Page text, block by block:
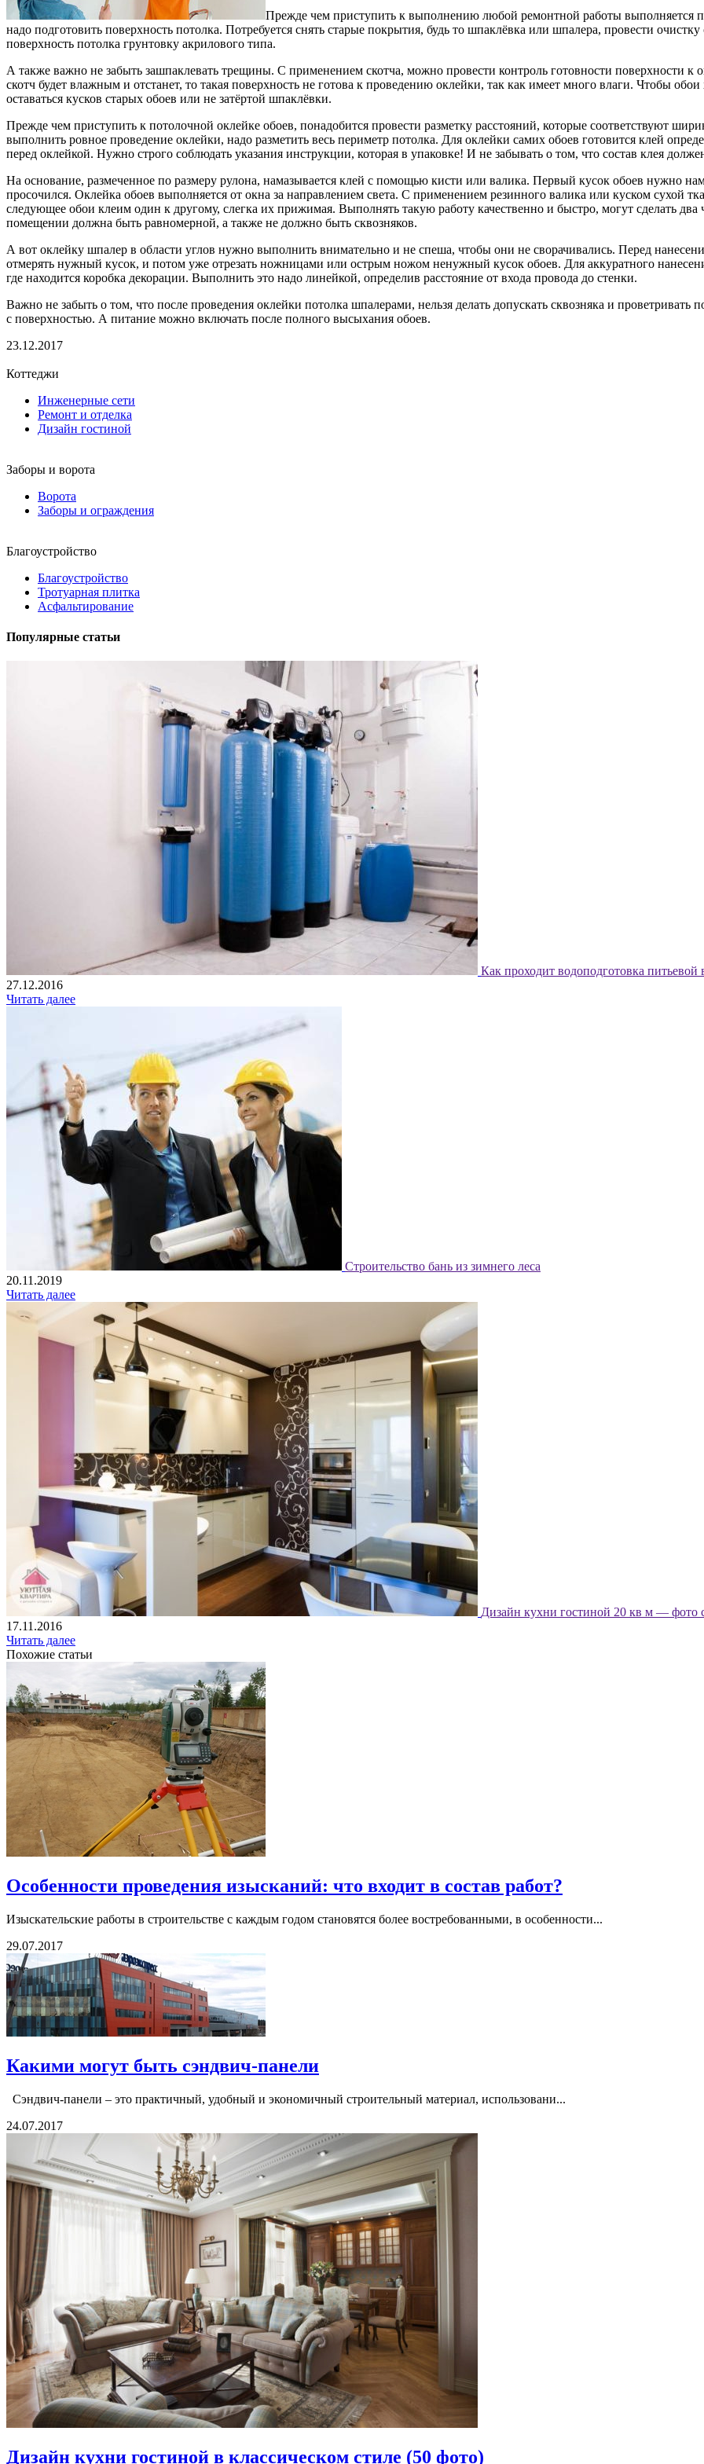
Прежде чем приступить к выполнению любой ремонтной работы выполняется
надо подготовить поверхность потолка. Потребуется снять старые покрытия, будь то шпаклёвка или шпалера, провести
поверхность потолка грунтовку акрилового типа.
А также важно не забыть зашпаклевать трещины. С применением скотча, можно провести контроль готовности поверхности к
скотч будет влажным и отстанет, то такая поверхность не готова к проведению оклейки, так как имеет много влаги. Чтобы
оставаться кусков старых обоев или не затёртой шпаклёвки.
Прежде чем приступить к потолочной оклейке обоев, понадобится провести разметку расстояний, которые соответствуют
выполнить ровное проведение оклейки, надо разметить весь периметр потолка. Для оклейки самих обоев готовится клей
перед оклейкой. Нужно строго соблюдать указания инструкции, которая в упаковке! И не забывать о том, что состав клея
На основание, размеченное по размеру рулона, намазывается клей с помощью кисти или валика. Первый кусок обоев нужно
просочился. Оклейка обоев выполняется от окна за направлением света. С применением резинного валика или куском сухой
следующее обои клеим один к другому, слегка их прижимая. Выполнять такую работу качественно и быстро, могут сделать два
помещении должна быть равномерной, а также не должно быть сквозняков.
А вот оклейку шпалер в области углов нужно выполнить внимательно и не спеша, чтобы они не сворачивались. Перед
отмерять нужный кусок, и потом уже отрезать ножницами или острым ножом ненужный кусок обоев. Для аккуратного
где находится коробка декорации. Выполнить это надо линейкой, определив расстояние от входа провода до стенки.
Важно не забыть о том, что после проведения оклейки потолка шпалерами, нельзя делать допускать сквозняка и
с поверхностью. А питание можно включать после полного высыхания обоев.
23.12.2017
Коттеджи
Инженерные сети
Ремонт и отделка
Дизайн гостиной
Заборы и ворота
Ворота
Заборы и ограждения
Благоустройство
Благоустройство
Тротуарная плитка
Асфальтирование
Популярные статьи
Как проходит водоподготовка питьевой
27.12.2016
Читать далее
Строительство бань из зимнего леса
20.11.2019
Читать далее
Дизайн кухни гостиной 20 кв м — фото
17.11.2016
Читать далее
Похожие статьи
Особенности проведения изысканий: что входит в состав работ?
Изыскательские работы в строительстве с каждым годом становятся более востребованными, в особенности...
29.07.2017
Какими могут быть сэндвич-панели
Сэндвич-панели – это практичный, удобный и экономичный строительный материал, использовани...
24.07.2017
Дизайн кухни гостиной в классическом стиле (50 фото)